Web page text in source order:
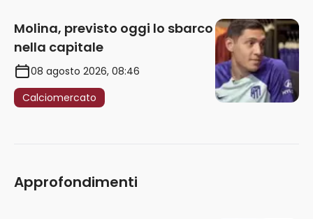
Molina, previsto oggi lo sbarco
nella capitale
08 agosto 2026, 08:46
Calciomercato
Approfondimenti